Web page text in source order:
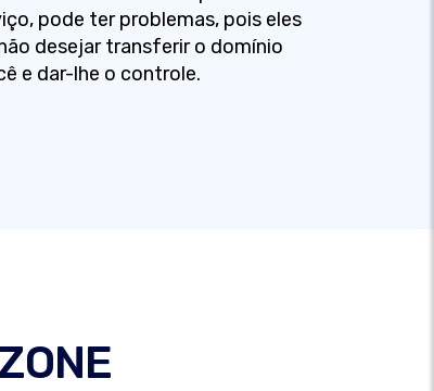
pode ter problemas, pois eles
desejar transferir o domínio
e dar-lhe o controle.